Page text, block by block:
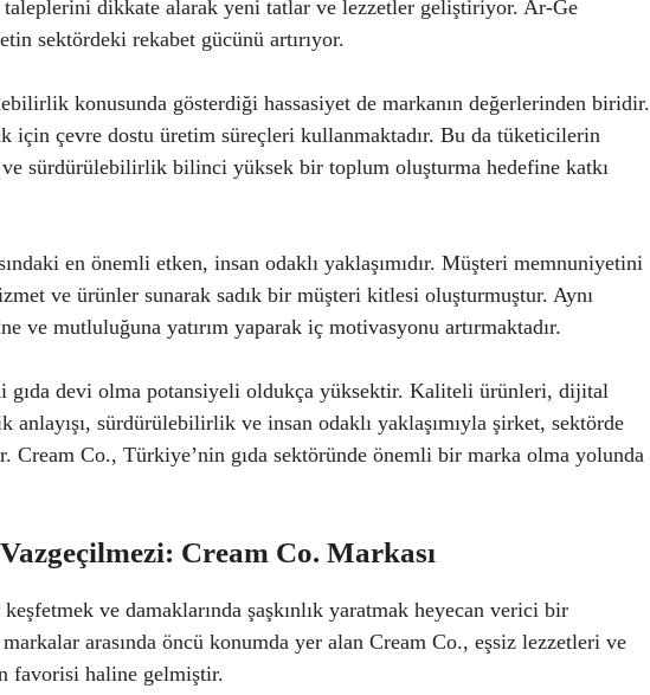
taleplerini dikkate alarak yeni tatlar ve lezzetler geliştiriyor. Ar-Ge
sektördeki rekabet gücünü artırıyor.
konusunda gösterdiği hassasiyet de markanın değerlerinden biridir.
için çevre dostu üretim süreçleri kullanmaktadır. Bu da tüketicilerin
ve sürdürülebilirlik bilinci yüksek bir toplum oluşturma hedefine katkı
en önemli etken, insan odaklı yaklaşımıdır. Müşteri memnuniyetini
ve ürünler sunarak sadık bir müşteri kitlesi oluşturmuştur. Aynı
ve mutluluğuna yatırım yaparak iç motivasyonu artırmaktadır.
gıda devi olma potansiyeli oldukça yüksektir. Kaliteli ürünleri, dijital
sürdürülebilirlik ve insan odaklı yaklaşımıyla şirket, sektörde
Cream Co., Türkiye’nin gıda sektöründe önemli bir marka olma yolunda
Cream Co. Markası
ve damaklarında şaşkınlık yaratmak heyecan verici bir
arasında öncü konumda yer alan Cream Co., eşsiz lezzetleri ve
favorisi haline gelmiştir.